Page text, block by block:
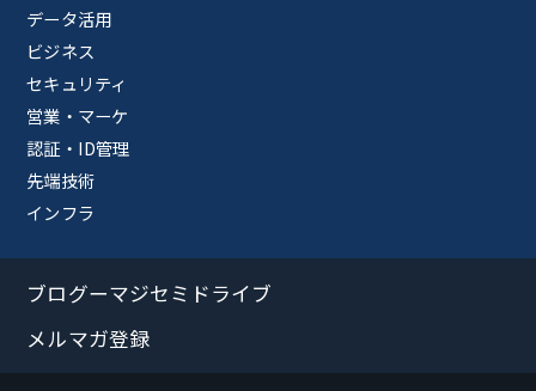
データ活用
ビジネス
セキュリティ
営業・マーケ
認証・ID管理
先端技術
インフラ
ブログーマジセミドライブ
メルマガ登録